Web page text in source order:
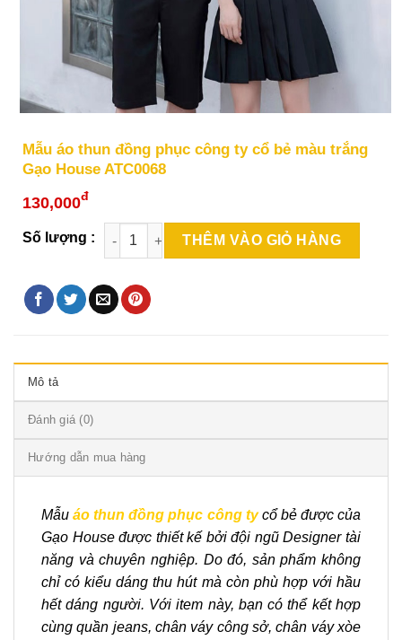
Mẫu áo thun đồng phục công ty cổ bẻ màu trắng
Gạo House ATC0068
130,000đ
THÊM VÀO GIỎ HÀNG
Mô tả
Đánh giá (0)
Hướng dẫn mua hàng
Mẫuáo thun đồng phục công ty cổ bẻ được của
Gạo House được thiết kế bởi đội ngũ Designer tài
năng và chuyên nghiệp. Do đó, sản phẩm không
chỉ có kiểu dáng thu hút mà còn phù hợp với hầu
hết dáng người. Với item này, bạn có thể kết hợp
cùng quần jeans, chân váy công sở, chân váy xòe